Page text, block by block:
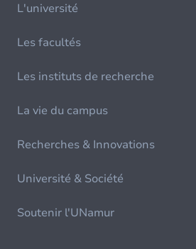
L'université
Les facultés
Les instituts de recherche
La vie du campus
Recherches & Innovations
Université & Société
Soutenir l'UNamur